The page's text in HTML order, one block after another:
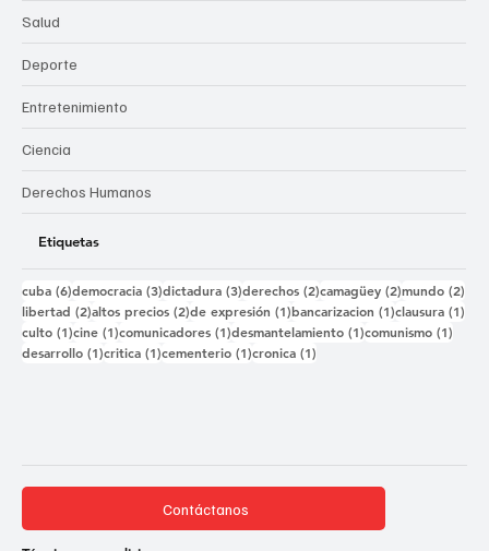
Salud
Deporte
Entretenimiento
Ciencia
Derechos Humanos
Etiquetas
cuba (6)6 entradas
democracia (3)3 entradas
dictadura (3)3 entradas
derechos (2)2 entradas
camagüey (2)2 entradas
mundo (2)
libertad (2)2 entradas
altos precios (2)2 entradas
de expresión (1)1 entrada
bancarizacion (1)1 entrada
clausura (1)
culto (1)1 entrada
cine (1)1 entrada
comunicadores (1)1 entrada
desmantelamiento (1)1 entrada
comunismo (1)
desarrollo (1)1 entrada
critica (1)1 entrada
cementerio (1)1 entrada
cronica (1)
Contáctanos